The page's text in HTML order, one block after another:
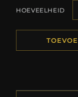
HOEVEELHEID